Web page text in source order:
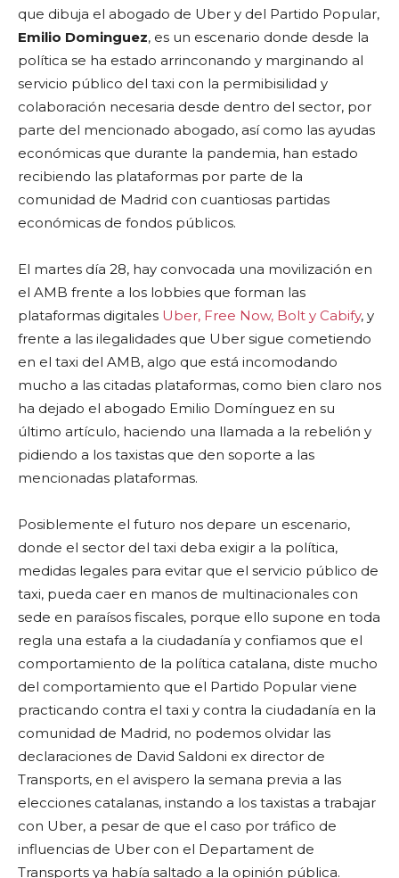
que dibuja el abogado de Uber y del Partido Popular,
Emilio Dominguez, es un escenario donde desde la
política se ha estado arrinconando y marginando al
servicio público del taxi con la permibisilidad y
colaboración necesaria desde dentro del sector, por
parte del mencionado abogado, así como las ayudas
económicas que durante la pandemia, han estado
recibiendo las plataformas por parte de la
comunidad de Madrid con cuantiosas partidas
económicas de fondos públicos.
El martes día 28, hay convocada una movilización en
el AMB frente a los lobbies que forman las
plataformas digitales Uber, Free Now, Bolt y Cabify, y
frente a las ilegalidades que Uber sigue cometiendo
en el taxi del AMB, algo que está incomodando
mucho a las citadas plataformas, como bien claro nos
ha dejado el abogado Emilio Domínguez en su
último artículo, haciendo una llamada a la rebelión y
pidiendo a los taxistas que den soporte a las
mencionadas plataformas.
Posiblemente el futuro nos depare un escenario,
donde el sector del taxi deba exigir a la política,
medidas legales para evitar que el servicio público de
taxi, pueda caer en manos de multinacionales con
sede en paraísos fiscales, porque ello supone en toda
regla una estafa a la ciudadanía y confiamos que el
comportamiento de la política catalana, diste mucho
del comportamiento que el Partido Popular viene
practicando contra el taxi y contra la ciudadanía en la
comunidad de Madrid, no podemos olvidar las
declaraciones de David Saldoni ex director de
Transports, en el avispero la semana previa a las
elecciones catalanas, instando a los taxistas a trabajar
con Uber, a pesar de que el caso por tráfico de
influencias de Uber con el Departament de
Transports ya había saltado a la opinión pública.